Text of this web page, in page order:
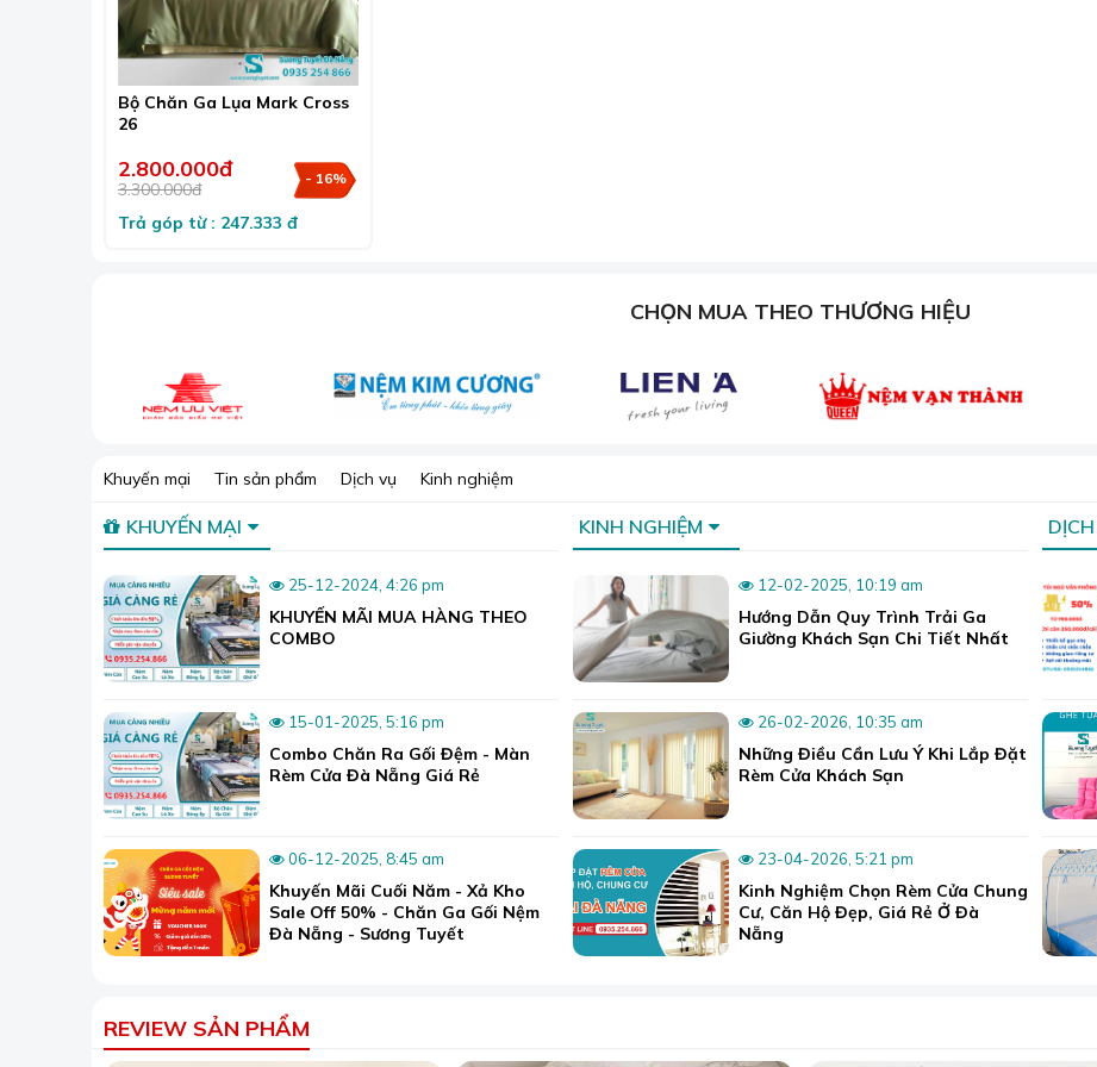
An toàn cho da
Lụa là chất liệu tự nhiên, không gây kích ứng da, phù hợp với mọi loại da, kể cả da nhạy cảm.
Sang trọng và đẳng cấp:
phòng ngủ.
Chất liệu lụa tự nhiên dùng mát mẻ quanh năm, suôn mượt, êm ái.
Bộ sưu tập 999+ màu sắc Mark Cross
Bên cạnh những bộ họa tiết như trên thì thương hiệu chăn ga lụa cao cấp này còn có hàng chục mẫu trơn đơn
họa tiết đa dạng khác. Do đó bạn có thể thoải mái lựa chọn để tìm được màu sắc phù hợp.
pha lụa.
>>Tham khảo thêm các mẫu khác tại đây:Bộ chăn ga gối lụa
Bộ Chăn Ga Lụa Mark Cross
26
2.800.000đ
3.300.000đ
- 16%
Trả góp từ : 247.333 đ
CHỌN MUA THEO THƯƠNG HIỆU
Khuyến mại Tin sản phẩm Dịch vụ Kinh nghiệm
KHUYẾN MẠI
25-12-2024, 4:26 pm
KHUYẾN MÃI MUA HÀNG THEO
COMBO
15-01-2025, 5:16 pm
Combo Chăn Ra Gối Đệm - Màn
Rèm Cửa Đà Nẵng Giá Rẻ
06-12-2025, 8:45 am
Khuyến Mãi Cuối Năm - Xả Kho
Sale Off 50% - Chăn Ga Gối Nệm
Đà Nẵng - Sương Tuyết
KINH NGHIỆM
12-02-2025, 10:19 am
Hướng Dẫn Quy Trình Trải Ga
Giường Khách Sạn Chi Tiết Nhất
26-02-2026, 10:35 am
Những Điều Cần Lưu Ý Khi Lắp Đặt
Rèm Cửa Khách Sạn
23-04-2026, 5:21 pm
Kinh Nghiệm Chọn Rèm Cửa Chung
Cư, Căn Hộ Đẹp, Giá Rẻ Ở Đà
Nẵng
REVIEW SẢN PHẨM